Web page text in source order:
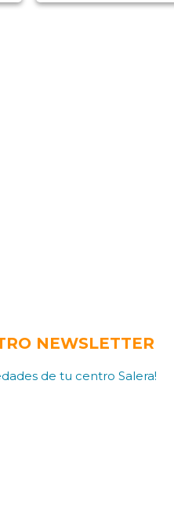
NEWSLETTER
de tu centro Salera!